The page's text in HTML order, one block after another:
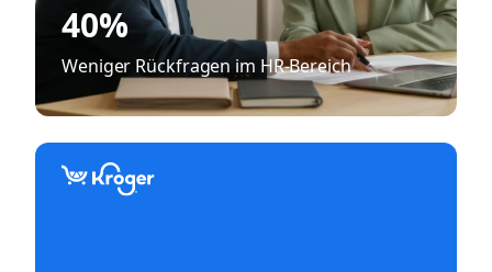
40%
Weniger Rückfragen im HR-Bereich